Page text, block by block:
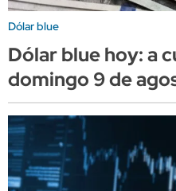
Dólar blue
Dólar blue hoy: a
domingo 9 de